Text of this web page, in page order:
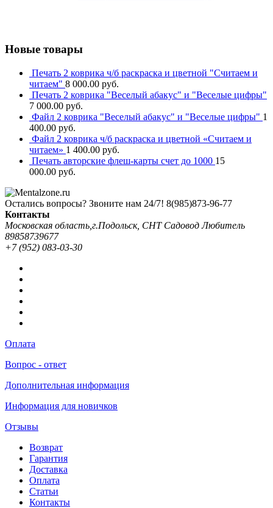
Новые товары
Печать 2 коврика ч/б раскраска и цветной "Считаем и
читаем" 8 000.00 руб.
Печать 2 коврика "Веселый абакус" и "Веселые цифры"
7 000.00 руб.
Файл 2 коврика "Веселый абакус" и "Веселые цифры" 1
400.00 руб.
Файл 2 коврика ч/б раскраска и цветной «Считаем и
читаем» 1 400.00 руб.
Печать авторские флеш-карты счет до 1000 15
000.00 руб.
Остались вопросы? Звоните нам 24/7! 8(985)873-96-77
Контакты
Московская область,г.Подольск, СНТ Садовод Любитель
89858739677
+7 (952) 083-03-30
Оплата
Вопрос - ответ
Дополнительная информация
Информация для новичков
Отзывы
Возврат
Гарантия
Доставка
Оплата
Статьи
Контакты